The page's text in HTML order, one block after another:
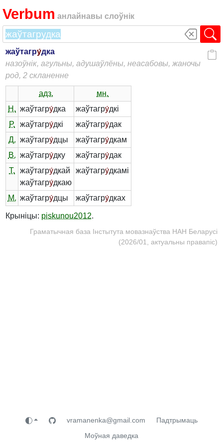
Verbum анлайнавы слоўнік
жаўтагру́дка
назоўнік, агульны, адушаўлёны, неасабовы, жаночы
род, 2 скланенне
адз.
мн.
Н. жаўтагру́дка жаўтагру́дкі
Р.
жаўтагру́дкі жаўтагру́дак
Д. жаўтагру́дцы жаўтагру́дкам
В. жаўтагру́дку жаўтагру́дак
Т.
жаўтагру́дкай
жаўтагру́дкаю
жаўтагру́дкамі
М. жаўтагру́дцы жаўтагру́дках
Крыніцы: piskunou2012.
Граматычная база Інстытута мовазнаўства НАН Беларусі
(2026/01, актуальны правапіс)
vramanenka@gmail.com
Падтрымаць
Моўная даведка